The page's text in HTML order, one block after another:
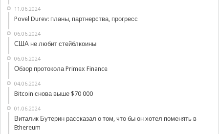
11.06.2024
Povel Durev: планы, партнерства, прогресс
06.06.2024
США не любит стейблкоины
06.06.2024
Обзор протокола Primex Finance
04.06.2024
Bitcoin снова выше $70 000
01.06.2024
Виталик Бутерин рассказал о том, что бы он хотел поменять в
Ethereum